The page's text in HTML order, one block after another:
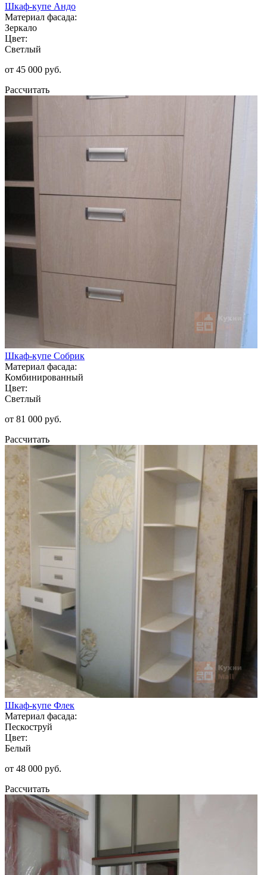
Шкаф-купе Андо
Материал фасада:
Зеркало
Цвет:
Светлый
от 45 000 руб.
Рассчитать
Шкаф-купе Собрик
Материал фасада:
Комбинированный
Цвет:
Светлый
от 81 000 руб.
Рассчитать
Шкаф-купе Флек
Материал фасада:
Пескоструй
Цвет:
Белый
от 48 000 руб.
Рассчитать